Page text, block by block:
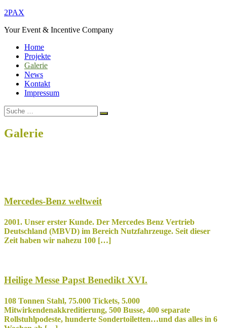
Zum
springen
2PAX
Your Event & Incentive Company
Home
Projekte
Galerie
News
Kontakt
Impressum
Suche
nach:
Suchen
Galerie
Mercedes-Benz weltweit
2001. Unser erster Kunde. Der Mercedes Benz Vertrieb
Deutschland (MBVD) im Bereich Nutzfahrzeuge. Seit dieser
Zeit haben wir nahezu 100 […]
Heilige Messe Papst Benedikt XVI.
108 Tonnen Stahl, 75.000 Tickets, 5.000
Mitwirkendenakkreditierung, 500 Busse, 400 separate
Rollstuhlpodeste, hunderte Sondertoiletten…und das alles in 6